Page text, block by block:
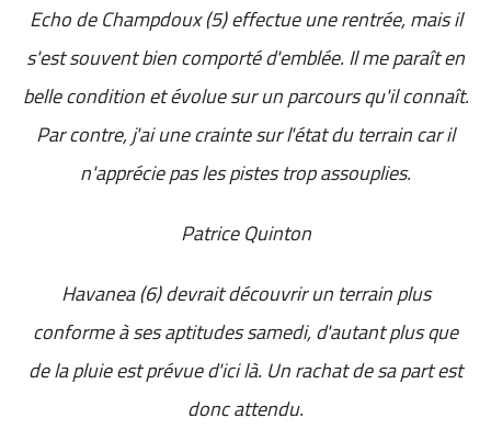
Echo de Champdoux (5) effectue une rentrée, mais il
s'est souvent bien comporté d'emblée. Il me paraît en
belle condition et évolue sur un parcours qu'il connaît.
Par contre, j'ai une crainte sur l'état du terrain car il
n'apprécie pas les pistes trop assouplies.
Patrice Quinton
Havanea (6) devrait découvrir un terrain plus
conforme à ses aptitudes samedi, d'autant plus que
de la pluie est prévue d'ici là. Un rachat de sa part est
donc attendu.